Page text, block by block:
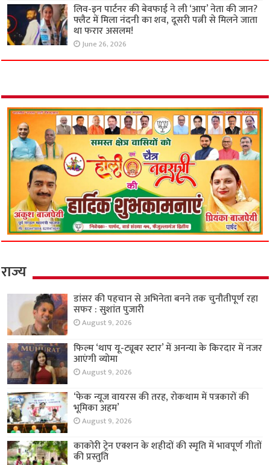
लिव-इन पार्टनर की बेवफाई ने ली ‘आप’ नेता की जान?
फ्लैट में मिला नंदनी का शव, दूसरी पत्नी से मिलने जाता
था फरार असलम!
June 26, 2026
राज्य
डांसर की पहचान से अभिनेता बनने तक चुनौतीपूर्ण रहा
सफर : सुशांत पुजारी
August 9, 2026
फिल्म ‘थाप यू-ट्यूबर स्टार’ में अनन्या के किरदार में नजर
आएंगी व्योमा
August 9, 2026
‘फेक न्यूज वायरस की तरह, रोकथाम में पत्रकारों की
भूमिका अहम’
August 9, 2026
काकोरी ट्रेन एक्शन के शहीदों की स्मृति में भावपूर्ण गीतों
की प्रस्तुति